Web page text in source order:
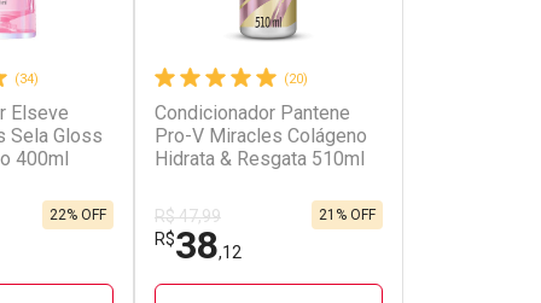
(34)
Elseve
Sela Gloss
400ml
22% OFF
(20)
Condicionador Pantene
Pro-V Miracles Colágeno
Hidrata & Resgata 510ml
R$ 47,99
R$38,12
21% OFF